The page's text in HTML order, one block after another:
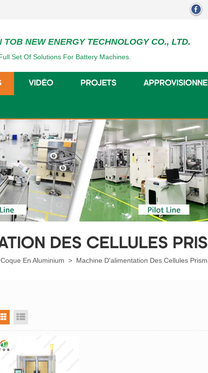
TOB NEW ENERGY TECHNOLOGY CO., LTD.
Set Of Solutions For Battery Machines.
VIDÉO PROJETS
DES CELLULES
En Aluminium > Machine D'alimentation Des Cellules
vue grille